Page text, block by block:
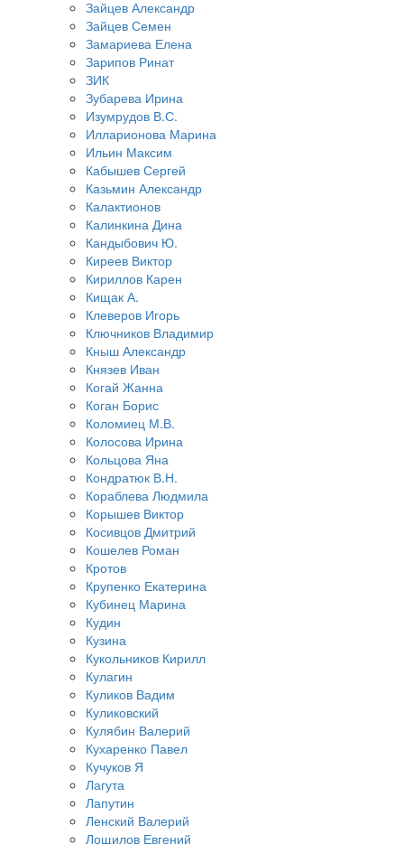
Зайцев Александр
Зайцев Семен
Замариева Елена
Зарипов Ринат
ЗИК
Зубарева Ирина
Изумрудов В.С.
Илларионова Марина
Ильин Максим
Кабышев Сергей
Казьмин Александр
Калактионов
Калинкина Дина
Кандыбович Ю.
Киреев Виктор
Кириллов Карен
Кищак А.
Клеверов Игорь
Ключников Владимир
Кныш Александр
Князев Иван
Когай Жанна
Коган Борис
Коломиец М.В.
Колосова Ирина
Кольцова Яна
Кондратюк В.Н.
Кораблева Людмила
Корышев Виктор
Косивцов Дмитрий
Кошелев Роман
Кротов
Крупенко Екатерина
Кубинец Марина
Кудин
Кузина
Кукольников Кирилл
Кулагин
Куликов Вадим
Куликовский
Кулябин Валерий
Кухаренко Павел
Кучуков Я
Лагута
Лапутин
Ленский Валерий
Лощилов Евгений